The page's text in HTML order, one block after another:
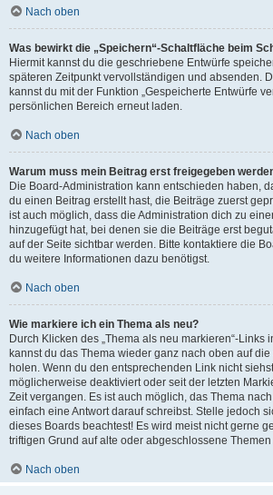
Nach oben
Was bewirkt die „Speichern“-Schaltfläche beim
Hiermit kannst du die geschriebene Entwürfe
späteren Zeitpunkt vervollständigen und absenden.
kannst du mit der Funktion „Gespeicherte Entwürfe
persönlichen Bereich erneut laden.
Nach oben
Warum muss mein Beitrag erst freigegeben
Die Board-Administration kann entschieden haben,
du einen Beitrag erstellt hast, die Beiträge zuerst
ist auch möglich, dass die Administration dich zu
hinzugefügt hat, bei denen sie die Beiträge erst
auf der Seite sichtbar werden. Bitte kontaktiere die
du weitere Informationen dazu benötigst.
Nach oben
Wie markiere ich ein Thema als neu?
Durch Klicken des „Thema als neu markieren“-Links
kannst du das Thema wieder ganz nach oben auf
holen. Wenn du den entsprechenden Link nicht
möglicherweise deaktiviert oder seit der letzten
Zeit vergangen. Es ist auch möglich, das Thema
einfach eine Antwort darauf schreibst. Stelle jedoch
dieses Boards beachtest! Es wird meist nicht gerne
triftigen Grund auf alte oder abgeschlossene
Nach oben